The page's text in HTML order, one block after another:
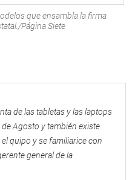
que ensambla la firma
Página Siete
de las tabletas y las laptops
Agosto y también existe
quipo y se familiarice con
general de la